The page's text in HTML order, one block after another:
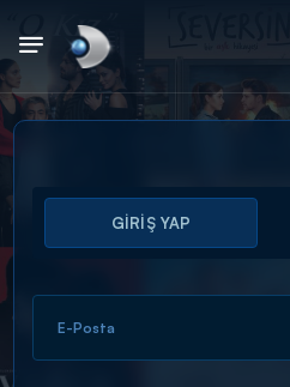
Arama
ARAMA SONUÇLARI
GİRİŞ YAP
E-Posta